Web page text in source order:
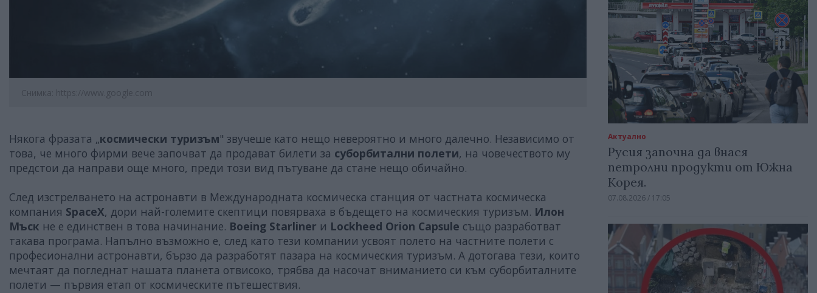
Снимка: https://www.google.com
Някога фразата „космически туризъм" звучеше като нещо невероятно и много далечно. Независимо от
това, че много фирми вече започват да продават билети за суборбитални полети, на човечеството му
предстои да направи още много, преди този вид пътуване да стане нещо обичайно.
След изстрелването на астронавти в Международната космическа станция от частната космическа
компания SpaceX, дори най-големите скептици повярваха в бъдещето на космическия туризъм. Илон
Мъск не е единствен в това начинание. Boeing Starliner и Lockheed Orion Capsule също разработват
такава програма. Напълно възможно е, след като тези компании усвоят полето на частните полети с
професионални астронавти, бързо да разработят пазара на космическия туризъм. А дотогава тези, които
мечтаят да погледнат нашата планета отвисоко, трябва да насочат вниманието си към суборбиталните
полети — първия етап от космическите пътешествия.
Актуално
Русия започна да внася
петролни продукти от Южна
Корея.
07.08.2026 / 17:05